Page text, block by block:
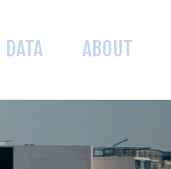
DATA ABOUT